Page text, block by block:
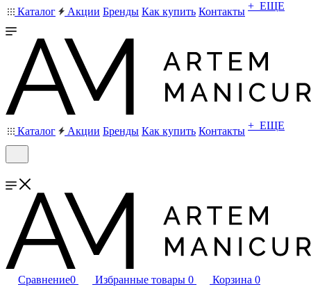
Каталог
Акции Бренды Как купить Контакты + ЕЩЕ
Каталог Акции Бренды Как купить Контакты + ЕЩЕ
Сравнение0 Избранные товары 0 Корзина 0